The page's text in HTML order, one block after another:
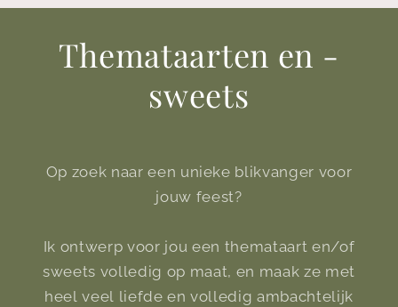
Themataarten en -
sweets
Op zoek naar een unieke blikvanger voor
jouw feest?
Ik ontwerp voor jou een themataart en/of
sweets volledig op maat, en maak ze met
heel veel liefde en volledig ambachtelijk